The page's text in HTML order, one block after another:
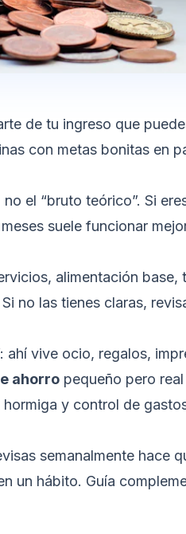
de tu ingreso que
con metas bonitas en
el “bruto teórico”. Si
suele funcionar
alimentación base,
Si no las tienes claras,
ahí vive ocio, regalos,
ahorropequeño pero
y control de
semanalmente hace
un hábito. Guía